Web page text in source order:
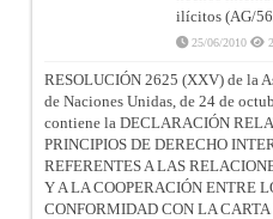
ilícitos (AG/
25/06/2010
RESOLUCIÓN 2625 (XXV) de la
de Naciones Unidas, de 24 de
contiene la DECLARACIÓN
PRINCIPIOS DE DERECHO
REFERENTES A LAS
Y A LA COOPERACIÓN ENTRE
CONFORMIDAD CON LA CARTA